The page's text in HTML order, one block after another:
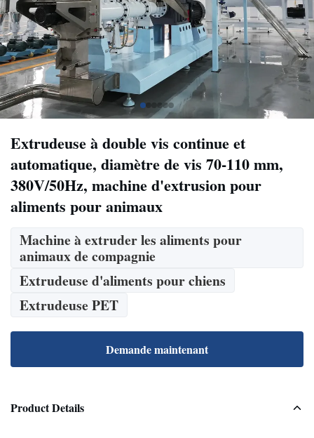
Extrudeuse à double vis continue et
automatique, diamètre de vis 70-110 mm,
380V/50Hz, machine d'extrusion pour
aliments pour animaux
Machine à extruder les aliments pour
animaux de compagnie
Extrudeuse d'aliments pour chiens
Extrudeuse PET
Demande maintenant
Product Details